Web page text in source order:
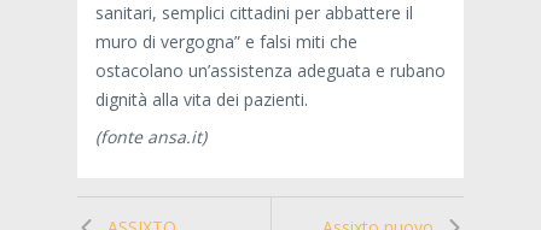
sanitari, semplici cittadini per abbattere il
muro di vergogna” e falsi miti che
ostacolano un’assistenza adeguata e rubano
dignità alla vita dei pazienti.
(fonte ansa.it)